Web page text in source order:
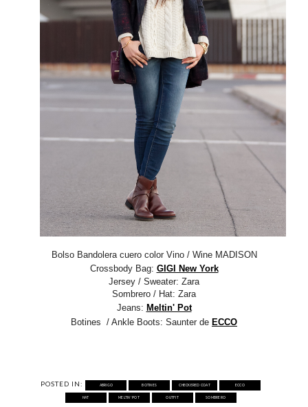
Bolso Bandolera cuero color Vino / Wine MADISON
Crossbody Bag: GIGI New York
Jersey / Sweater: Zara
Sombrero / Hat: Zara
Jeans: Meltin' Pot
Botines / Ankle Boots: Saunter de ECCO
POSTED IN: ABRIGO BOTINES CHECKERED COAT ECCO
HAT MELTIN' POT OUTFIT SOMBRERO